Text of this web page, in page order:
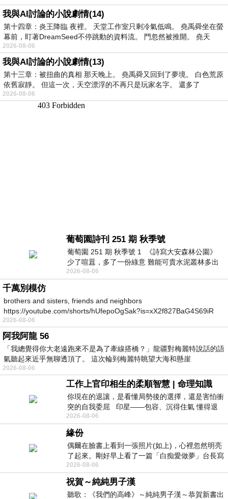
我與AI討論的小說劇情(14)
第十四章：炎王降臨 夜裡。 天堂工作室只剩冷氣低鳴。 堯禹舜坐在螢
幕前，盯著DreamSeed不停跳動的資料流。 門忽然被推開。 堯天
2026-08-06
我與AI討論的小說劇情(13)
第十三章：被扭曲的真相 那天晚上。 堯禹舜又回到了夢境。 白色荒原
依舊寂靜。 但這一次，天空漂浮的不再只是玩家名字。 還多了
2026-08-06
葡萄園詩刊 251 期 秋季號
葡萄園 251 期 秋季號 1 《詩寫大安森林公園》
少了喧囂，多了一份綠意 難能可貴水泥叢林多出
一
2026-08-06
千萬別模仿
brothers and sisters, friends and neighbors
https://youtube.com/shorts/hUfepoOgSak?is=xX2f827BaG4S69iR
https
2026-08-06
阿我阿龍 56
「我總覺得你大老遠跑來不是為了牽線搭橋？」龍疆對梅麗特說話的語
氣聽起來近乎無聊透頂了。 這次輪到梅麗特眺望大海和懸崖
2026-08-06
工作上官印相生的柔順智慧 | 命理知識
你現在的退讓，是看懂局勢後的選擇，還是害怕衝
突的自我委屈 印星——包容、沉得住氣 懂得退
一步觀察，不會
2026-08-06
緣份
偶爾在臉書上看到一張照片(如上)，心裡忽然明亮
了起來。剛好早上看了一篇「白痴愛做夢」台長寫
的貼文，在回顧年輕時瘋狂愛上
2026-08-06
祝賀～純純男子漢
聽歌：《我們的高峰》～純純男子漢～恭賀新書出